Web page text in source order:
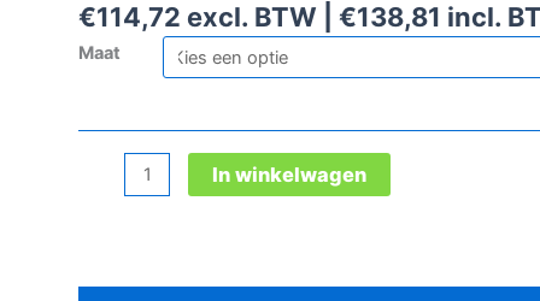
€114,72 excl. BTW | €138,81 incl.
Maat
Confetti
In winkelwagen